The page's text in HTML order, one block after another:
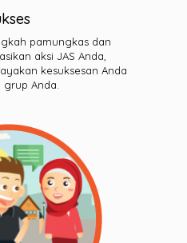
pamungkas dan
aksi JAS Anda,
kesuksesan Anda
Anda.